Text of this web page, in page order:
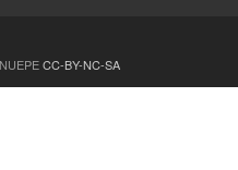
CC-BY-NC-SA